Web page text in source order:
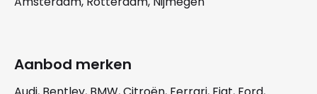
Aanbod merken